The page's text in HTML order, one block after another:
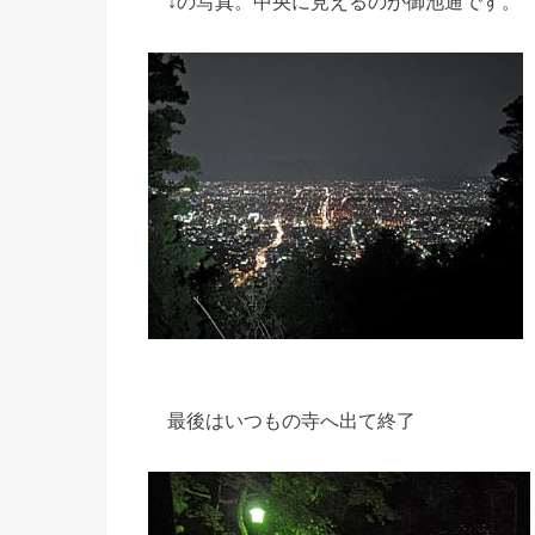
最後はいつもの寺へ出て終了